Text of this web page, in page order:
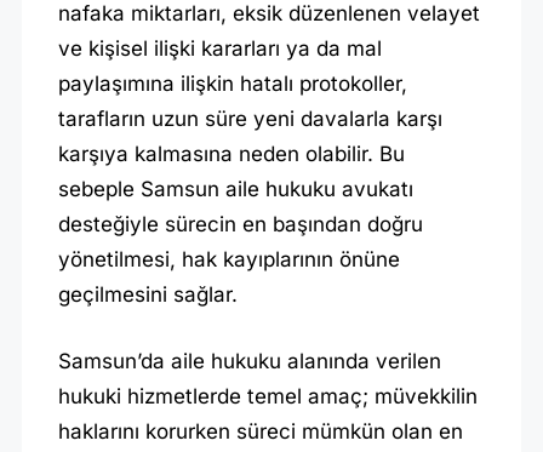
nafaka miktarları, eksik düzenlenen velayet
ve kişisel ilişki kararları ya da mal
paylaşımına ilişkin hatalı protokoller,
tarafların uzun süre yeni davalarla karşı
karşıya kalmasına neden olabilir. Bu
sebeple Samsun aile hukuku avukatı
desteğiyle sürecin en başından doğru
yönetilmesi, hak kayıplarının önüne
geçilmesini sağlar.
Samsun’da aile hukuku alanında verilen
hukuki hizmetlerde temel amaç; müvekkilin
haklarını korurken süreci mümkün olan en